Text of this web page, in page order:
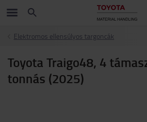
Elektromos ellensúlyos targoncák
Toyota Traigo48, 4
tonnás (2025)